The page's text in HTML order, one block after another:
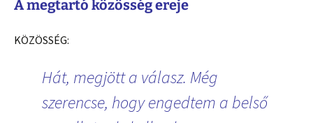
A megtartó közösség ereje
KÖZÖSSÉG:
Hát, megjött a válasz. Még
szerencse, hogy engedtem a belső